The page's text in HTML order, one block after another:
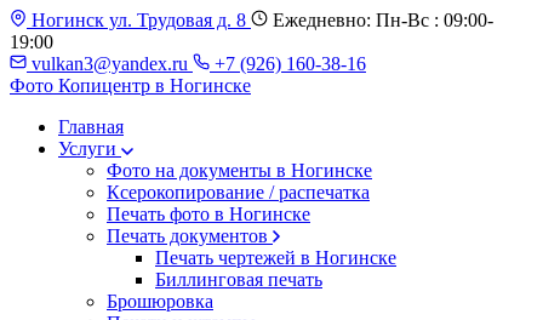
Ногинск ул. Трудовая д. 8
Ежедневно: Пн-Вс : 09:00-
19:00
vulkan3@yandex.ru
+7 (926) 160-38-16
Фото Копицентр в Ногинске
Главная
Услуги
Фото на документы в Ногинске
Ксерокопирование / распечатка
Печать фото в Ногинске
Печать документов
Печать чертежей в Ногинске
Биллинговая печать
Брошюровка